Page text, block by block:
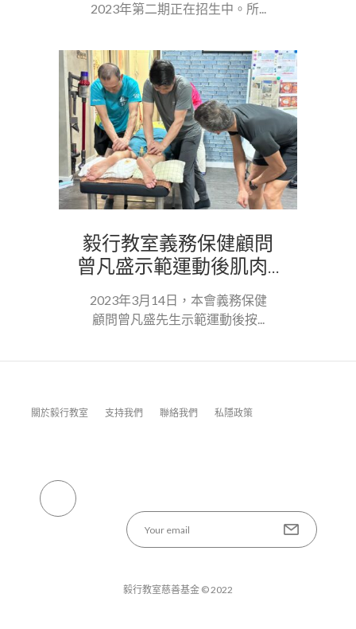
2023年第二期正在招生中。所...
毅行教室義務保健顧問
曾凡盛示範運動後肌肉...
2023年3月14日，本會義務保健
顧問曾凡盛先生示範運動後按...
關於毅行教室 支持我們 聯絡我們 私隱政策
毅行教室慈善基金 © 2022